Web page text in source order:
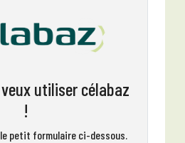
utiliser célabaz
!
petit formulaire ci-dessous.